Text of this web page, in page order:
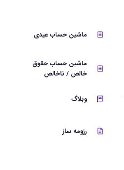
ماشین حساب عیدی
ماشین حساب حقوق
خالص / ناخالص
وبلاگ
رزومه ساز